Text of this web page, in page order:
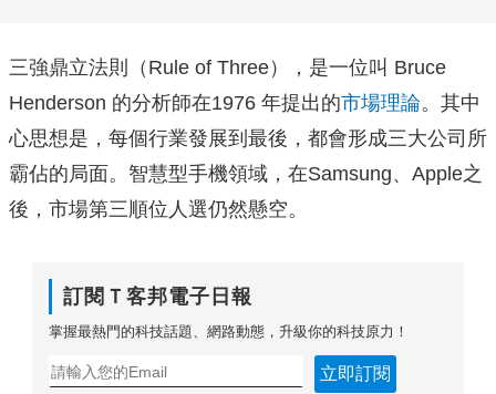
三強鼎立法則（Rule of Three），是一位叫 Bruce
Henderson 的分析師在1976 年提出的市場理論。其中
心思想是，每個行業發展到最後，都會形成三大公司所
霸佔的局面。智慧型手機領域，在Samsung、Apple之
後，市場第三順位人選仍然懸空。
訂閱Ｔ客邦電子日報
掌握最熱門的科技話題、網路動態，升級你的科技原力！
立即訂閱